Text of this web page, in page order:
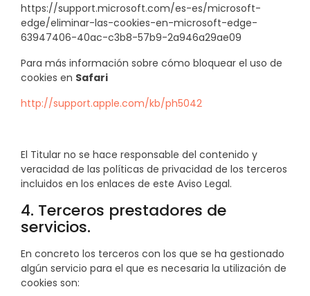
https://support.microsoft.com/es-es/microsoft-
edge/eliminar-las-cookies-en-microsoft-edge-
63947406-40ac-c3b8-57b9-2a946a29ae09
Para más información sobre cómo bloquear el uso de
cookies en Safari
http://support.apple.com/kb/ph5042
El Titular no se hace responsable del contenido y
veracidad de las políticas de privacidad de los terceros
incluidos en los enlaces de este Aviso Legal.
4. Terceros prestadores de
servicios.
En concreto los terceros con los que se ha gestionado
algún servicio para el que es necesaria la utilización de
cookies son: